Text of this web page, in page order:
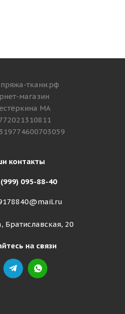
ткани.рф
магазин
МА
контакты
(999) 095-88-40
Братиславская, 20
на связи